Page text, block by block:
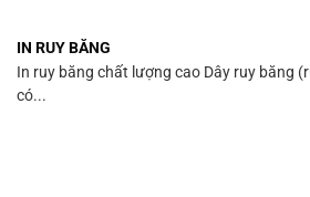
IN RUY BĂNG
In ruy băng chất lượng cao Dây ruy băng
có...